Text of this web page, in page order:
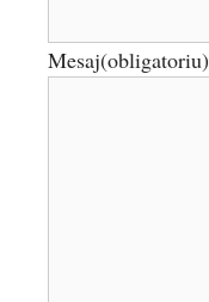
Mesaj(obligatoriu)